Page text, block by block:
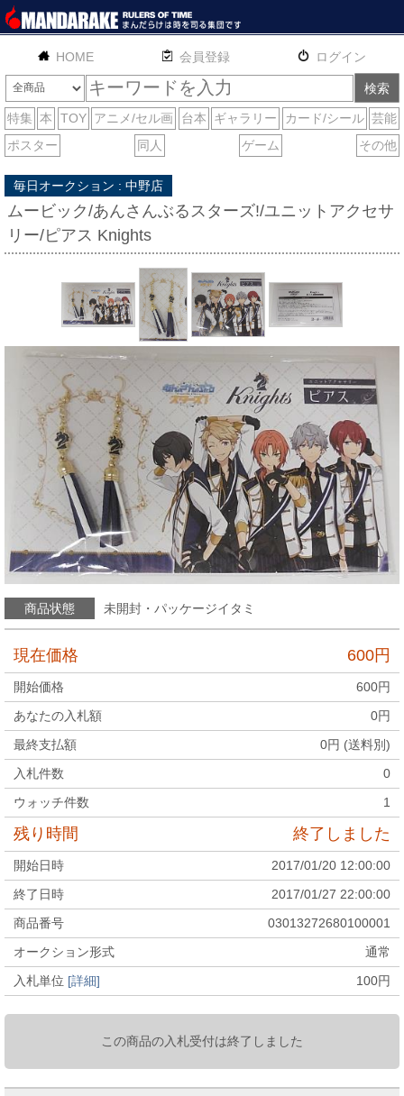
HOME English 通販 サイトマップ お問い合わせ
毎日オークション : 中野店
ムービック/あんさんぶるスターズ!/ユニットアクセサ
リー/ピアス Knights
商品状態 未開封・パッケージイタミ
現在価格 600円
開始価格 600円
あなたの入札額
0円
最終支払額
0円 (送料別)
入札件数
0
ウォッチ件数
1
残り時間 終了しました
開始日時
2017/01/20 12:00:00
終了日時
2017/01/27 22:00:00
商品番号
03013272680100001
オークション形式
通常
入札単位 [詳細] 100円
この商品の入札受付は終了しました